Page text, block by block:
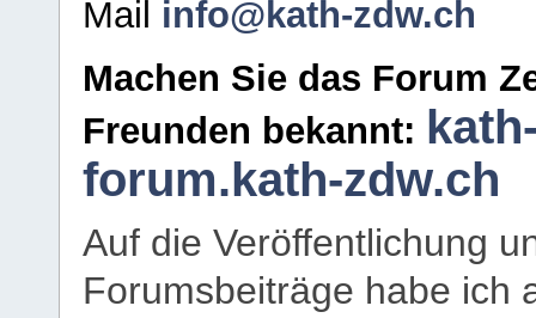
Mail info@kath-zdw.ch
Machen Sie das Forum
Freunden bekannt:
forum.kath-zdw.ch
Auf die Veröffentlichung
Forumsbeiträge habe ich